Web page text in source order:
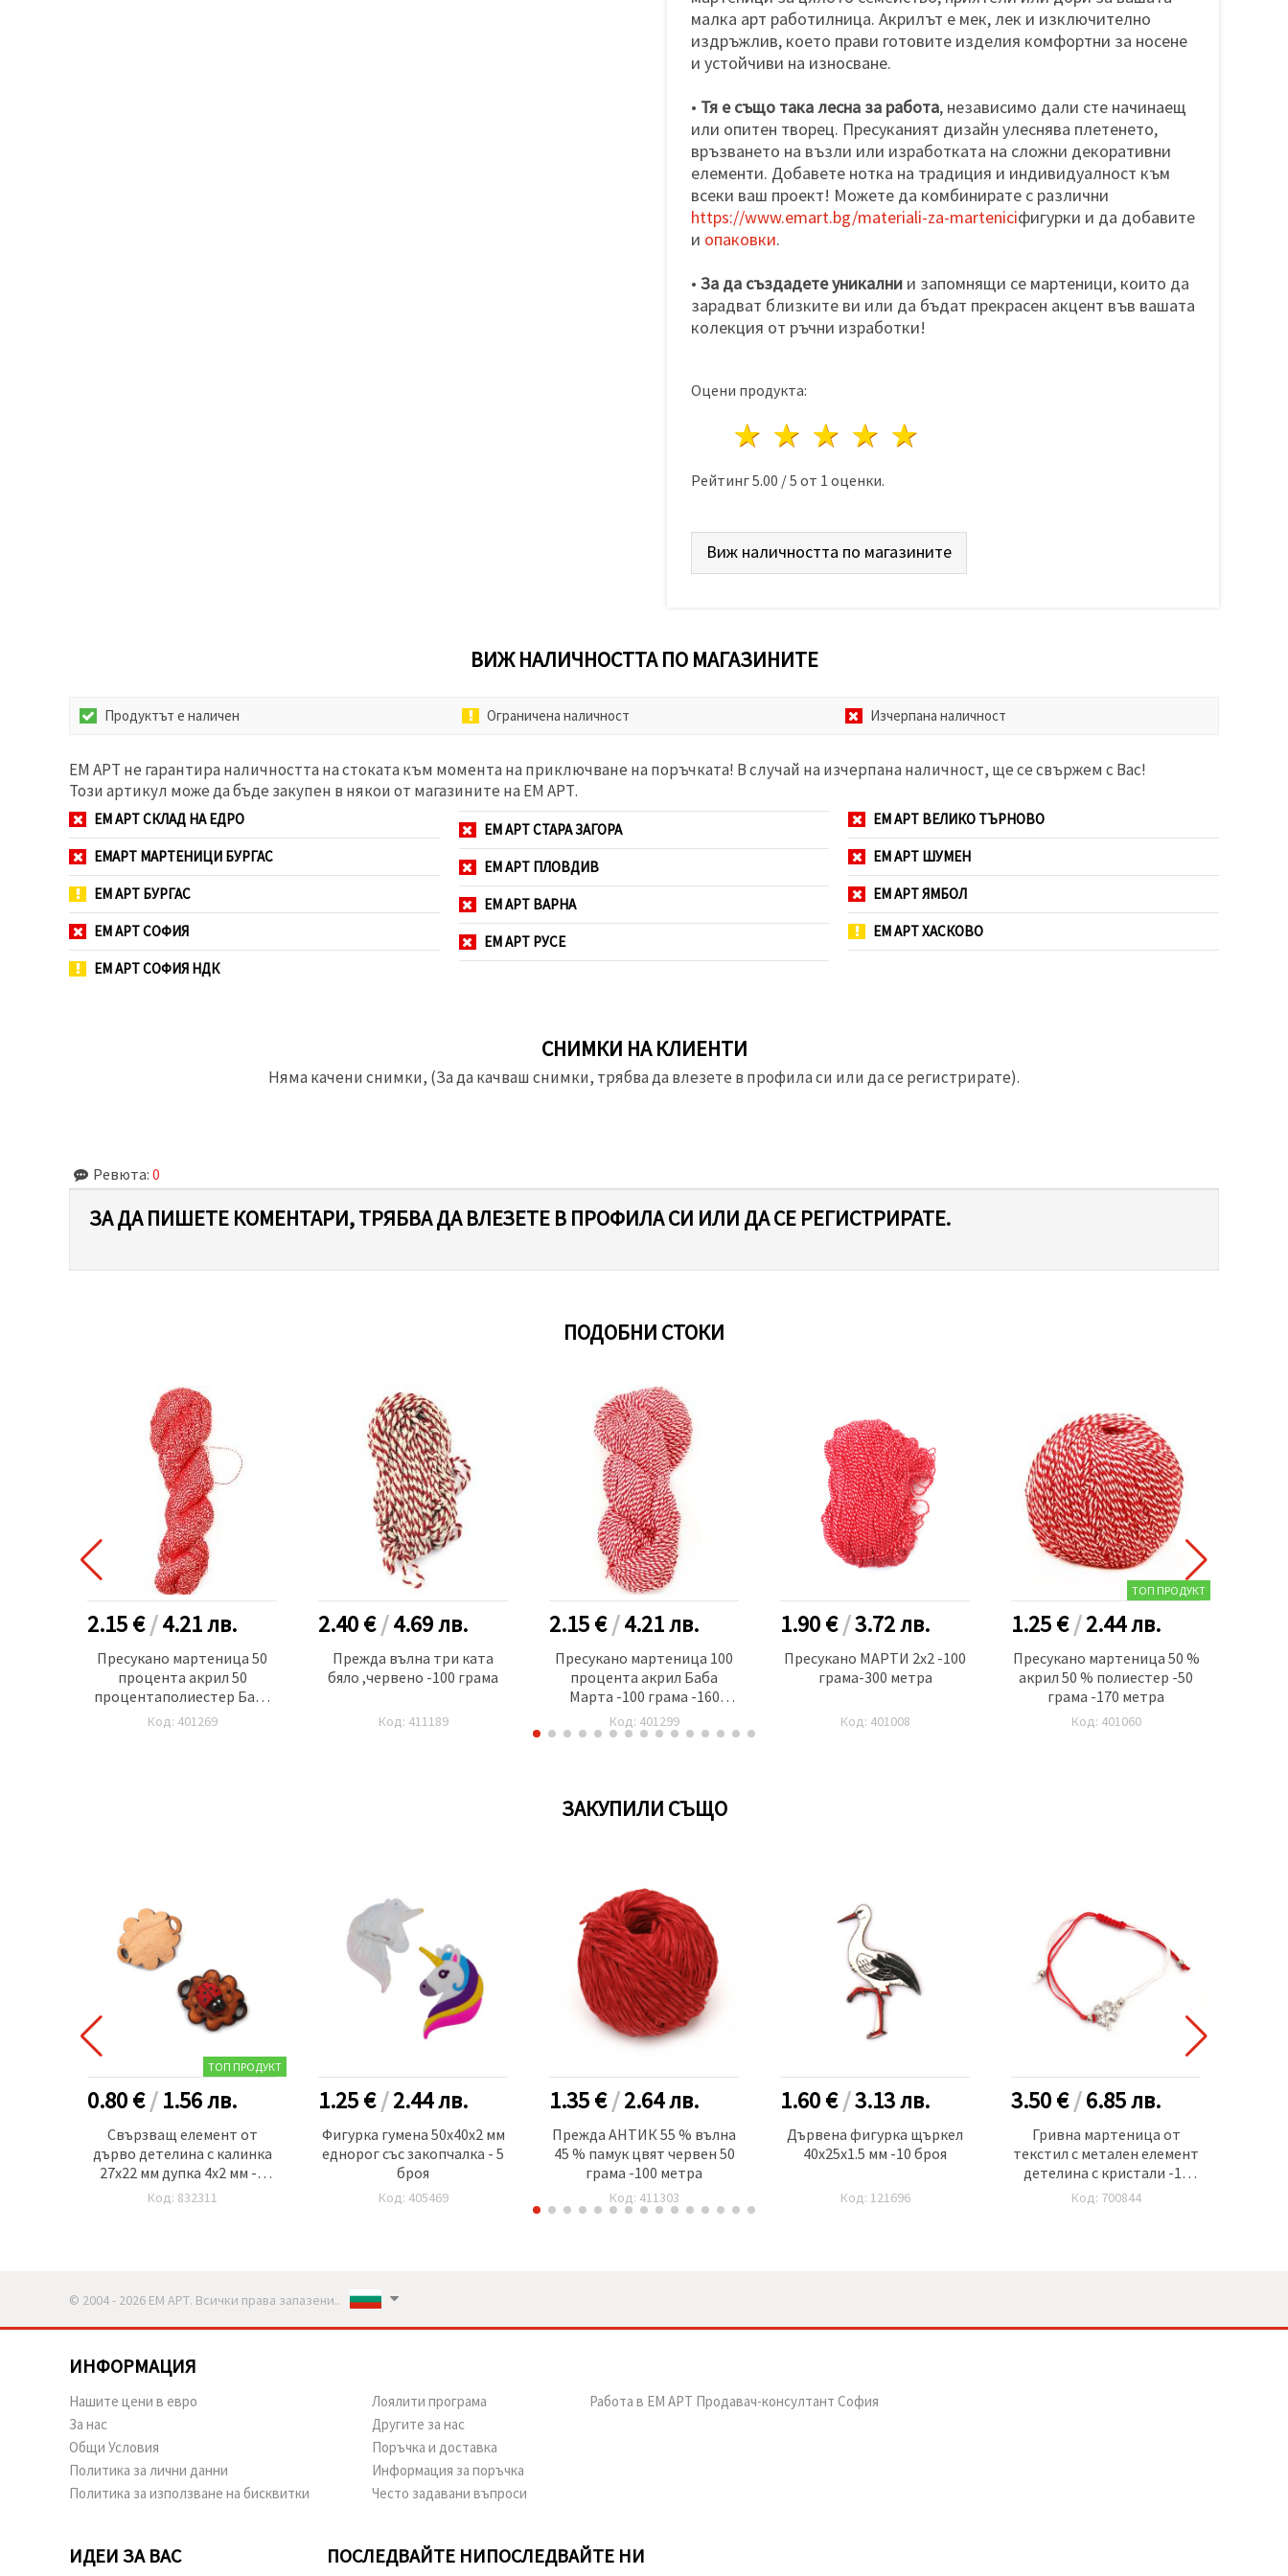
малка арт работилница. Акрилът е мек, лек и изключително
издръжлив, което прави готовите изделия комфортни за носене
и устойчиви на износване.
• Тя е също така лесна за работа, независимо дали сте начинаещ
или опитен творец. Пресуканият дизайн улеснява плетенето,
връзването на възли или изработката на сложни декоративни
елементи. Добавете нотка на традиция и индивидуалност към
всеки ваш проект! Можете да комбинирате с различни
https://www.emart.bg/materiali-za-marteniciфигурки и да добавите
и опаковки.
• За да създадете уникални и запомнящи се мартеници, които да
зарадват близките ви или да бъдат прекрасен акцент във вашата
колекция от ръчни изработки!
Оцени продукта:
4 звезди
3 звезди
2 звезди
1 звезда
Рейтинг5.00 /5 от 1 оценки.
Виж наличността по магазините
ВИЖ НАЛИЧНОСТТА ПО МАГАЗИНИТЕ
Продуктът е наличен Ограничена наличност Изчерпана наличност
ЕМ АРТ не гарантира наличността на стоката към момента на приключване на поръчката! В случай на изчерпана наличност, ще се свържем с Вас!
Този артикул може да бъде закупен в някои от магазините на ЕМ АРТ.
ЕМ АРТ СКЛАД НА ЕДРО
ЕМАРТ МАРТЕНИЦИ БУРГАС
ЕМ АРТ БУРГАС
ЕМ АРТ СОФИЯ
ЕМ АРТ СОФИЯ НДК
ЕМ АРТ СТАРА ЗАГОРА
ЕМ АРТ ПЛОВДИВ
ЕМ АРТ ВАРНА
ЕМ АРТ РУСЕ
ЕМ АРТ ВЕЛИКО ТЪРНОВО
ЕМ АРТ ШУМЕН
ЕМ АРТ ЯМБОЛ
ЕМ АРТ ХАСКОВО
СНИМКИ НА КЛИЕНТИ
Няма качени снимки, (За да качваш снимки, трябва да влезете в профила си или да се регистрирате).
Ревюта: 0
ЗА ДА ПИШЕТЕ КОМЕНТАРИ, ТРЯБВА ДА ВЛЕЗЕТЕ В ПРОФИЛА СИ ИЛИ ДА СЕ РЕГИСТРИРАТЕ.
ПОДОБНИ СТОКИ
2.15 €/4.21лв.
Пресукано мартеница 50
процента акрил 50
процентаполиестер Баба
Марта Ст -100 грама -600
метра
Код: 401269
2.40 €/4.69лв.
Прежда вълна три ката
бяло ,червено -100 грама
Код: 411189
2.15 €/4.21лв.
Пресукано мартеница 100
процента акрил Баба
Марта -100 грама -160
метра
Код: 401299
1.90 €/3.72лв.
Пресукано МАРТИ 2x2 -100
грама-300 метра
Код: 401008
ТОП ПРОДУКТ
1.25 €/2.44лв.
Пресукано мартеница 50 %
акрил 50 % полиестер -50
грама -170 метра
Код: 401060
ЗАКУПИЛИ СЪЩО
ТОП ПРОДУКТ
0.80 €/1.56лв.
Свързващ елемент от
дърво детелина с калинка
27x22 мм дупка 4x2 мм -5
броя
Код: 832311
1.25 €/2.44лв.
Фигурка гумена 50x40x2 мм
еднорог със закопчалка - 5
броя
Код: 405469
1.35 €/2.64лв.
Прежда АНТИК 55 % вълна
45 % памук цвят червен 50
грама -100 метра
Код: 411303
1.60 €/3.13лв.
Дървена фигурка щъркел
40x25x1.5 мм -10 броя
Код: 121696
3.50 €/6.85лв.
Гривна мартеница от
текстил с метален елемент
детелина с кристали -12
броя
Код: 700844
© 2004 - 2026 ЕМ АРТ. Всички права запазени..
ИНФОРМАЦИЯ
Нашите цени в евро
За нас
Общи Условия
Политика за лични данни
Политика за използване на бисквитки
Лоялити програма
Другите за нас
Поръчка и доставка
Информация за поръчка
Често задавани въпроси
Работа в ЕМ АРТ Продавач-консултант София
ИДЕИ ЗА ВАС ПОСЛЕДВАЙТЕ НИПОСЛЕДВАЙТЕ НИ